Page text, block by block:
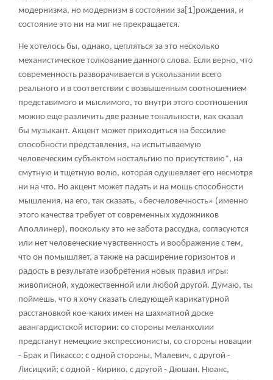
модернизма, но модернизм в состоянии за [1] рождения, и
состояние это ни на миг не прекращается.
Не хотелось бы, однако, цепляться за это несколько
механистическое толкование данного слова. Если верно, что
современность разворачивается в ускользании всего
реального и в соответствии с возвышенным соотношением
представимого и мыслимого, то внутри этого соотношения
можно еще различить две разные тональности, как сказал
бы музыкант. Акцент может приходиться на бессилие
способности представления, на испытываемую
человеческим субъектом ностальгию по присутствию*, на
смутную и тщетную волю, которая одушевляет его несмотря
ни на что. Но акцент может падать и на мощь способности
мышления, на его, так сказать, «бесчеловечность» (именно
этого качества требует от современных художников
Аполлинер), поскольку это не забота рассудка, согласуются
или нет человеческие чувственность и воображение с тем,
что он помышляет, а также на расширение горизонтов и
радость в результате изобретения новых правил игры:
живописной, художественной или любой другой. Думаю, ты
поймешь, что я хочу сказать следующей карикатурной
расстановкой кое-каких имен на шахматной доске
авангардистской истории: со стороны меланхолии
предстанут немецкие экспрессионисты, со стороны новации
- Брак и Пикассо; с одной стороны, Малевич, с другой -
Лисицкий; с одной - Кирико, с другой - Дюшан. Нюанс,